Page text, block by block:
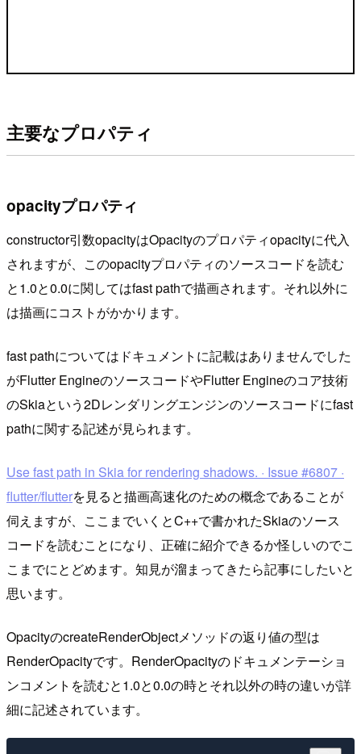
主要なプロパティ
opacityプロパティ
constructor引数opacityはOpacityのプロパティopacityに代入
されますが、このopacityプロパティのソースコードを読む
と1.0と0.0に関してはfast pathで描画されます。それ以外に
は描画にコストがかかります。
fast pathについてはドキュメントに記載はありませんでした
がFlutter EngineのソースコードやFlutter Engineのコア技術
のSkiaという2Dレンダリングエンジンのソースコードにfast
pathに関する記述が見られます。
Use fast path in Skia for rendering shadows. · Issue #6807 ·
flutter/flutterを見ると描画高速化のための概念であることが
伺えますが、ここまでいくとC++で書かれたSkiaのソース
コードを読むことになり、正確に紹介できるか怪しいのでこ
こまでにとどめます。知見が溜まってきたら記事にしたいと
思います。
OpacityのcreateRenderObjectメソッドの返り値の型は
RenderOpacityです。RenderOpacityのドキュメンテーショ
ンコメントを読むと1.0と0.0の時とそれ以外の時の違いが詳
細に記述されています。